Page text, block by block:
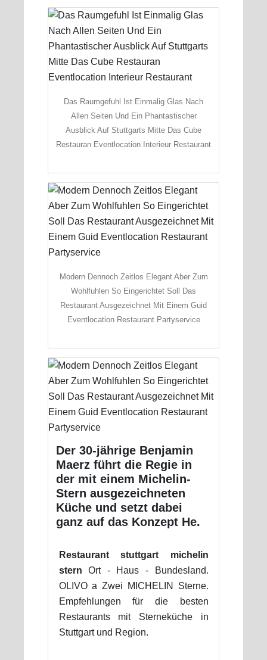
Das Raumgefuhl Ist Einmalig Glas Nach
Allen Seiten Und Ein Phantastischer
Ausblick Auf Stuttgarts Mitte Das Cube
Restauran Eventlocation Interieur Restaurant
Modern Dennoch Zeitlos Elegant Aber Zum
Wohlfuhlen So Eingerichtet Soll Das
Restaurant Ausgezeichnet Mit Einem Guid
Eventlocation Restaurant Partyservice
Der 30-jährige Benjamin
Maerz führt die Regie in
der mit einem Michelin-
Stern ausgezeichneten
Küche und setzt dabei
ganz auf das Konzept He.
Restaurant stuttgart michelin
stern Ort - Haus - Bundesland.
OLIVO a Zwei MICHELIN Sterne.
Empfehlungen für die besten
Restaurants mit Sterneküche in
Stuttgart und Region.